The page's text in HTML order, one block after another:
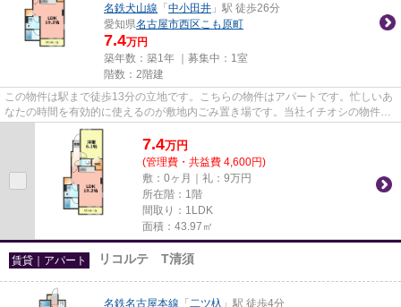
名鉄犬山線 「 中小田井 」駅 徒歩26分
愛知県名古屋市西区こも原町
7.4万円
築年数：築1年 ｜募集中： 1室
階数：2階建
この物件は駅まで徒歩13分の立地です。こちらの物件はアパートです。忙しいあ
なたの時間を有効的に使えるのが敷地内ごみ置き場です。当社イチオシの物件の
「Casa KAHARA」。ぜひ一度ご...
7.4万円
(管理費・共益費 4,600円)
敷：0ヶ月｜礼：9万円
所在階：1階
間取り：1LDK
面積：43.97㎡
賃貸｜アパート リコルテ T清須
名鉄名古屋本線 「 二ツ杁 」駅 徒歩4分